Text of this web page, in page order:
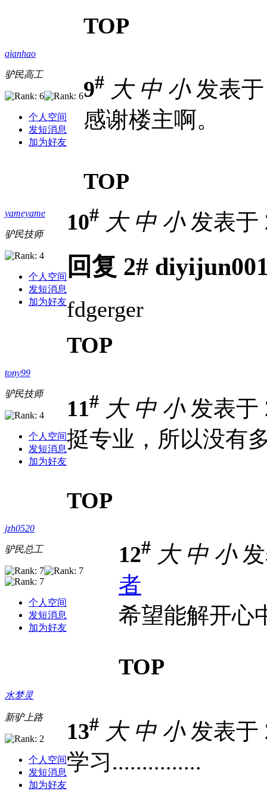
TOP
qianhao
驴民高工
个人空间
发短消息
加为好友
9# 大 中 小发表于
感谢楼主啊。
TOP
yameyame
驴民技师
个人空间
发短消息
加为好友
10# 大 中 小发表于
回复 2#
fdgerger
TOP
tony99
驴民技师
个人空间
发短消息
加为好友
11# 大 中 小发表于
挺专业，所以没有
TOP
jzh0520
驴民总工
个人空间
发短消息
加为好友
12# 大 中 小发
者
希望能解开心
TOP
水梦灵
新驴上路
个人空间
发短消息
加为好友
13# 大 中 小发表于
学习...............